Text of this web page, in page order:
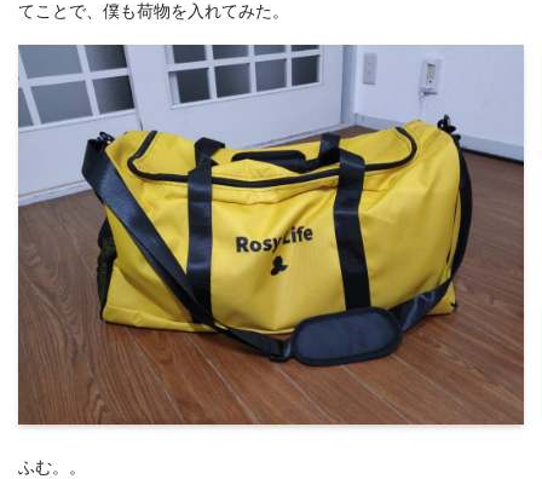
てことで、僕も荷物を入れてみた。
ふむ。。